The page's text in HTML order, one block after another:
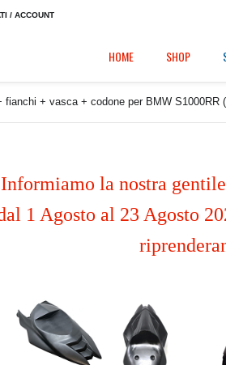
/ ACCOUNT
HOME SHOP
fianchi + vasca + codone per BMW S1000RR
Informiamo la nostra
1 Agosto al 23 Agosto